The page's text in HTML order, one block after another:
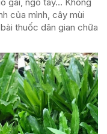
gai, ngò tây… Không
của mình, cây mùi
thuốc dân gian chữa